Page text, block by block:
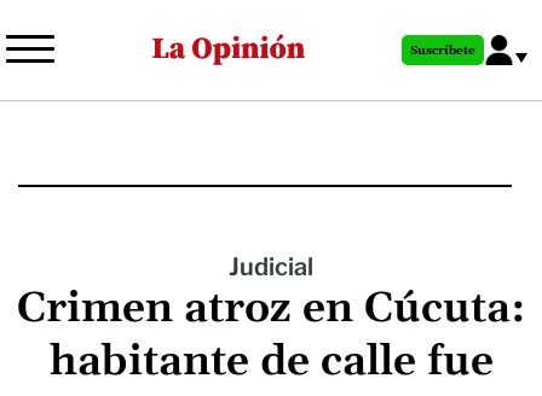
al
principal
Suscríbete
Judicial
Crimen atroz en Cúcuta:
habitante de calle fue